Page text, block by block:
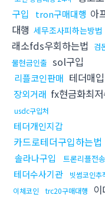
구입
tron구매대행 아
대행 세무조사피하는방법
래소fds우회하는법 검
물현금인출 sol구입
리플코인판매 테더매입
장외거래 fx현금화최
usdc구입처
테더개인지갑
카드로테더구입하는법
솔라나구입 트론리플전
테더수사기관
빗썸코인추
이체코인
trc20구매대행